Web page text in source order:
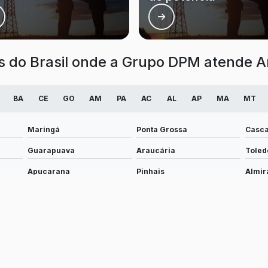
do Brasil onde a Grupo DPM atende
BA CE GO AM PA AC AL AP MA MT
Maringá Ponta Grossa
Guarapuava Araucária
Apucarana Pinhais